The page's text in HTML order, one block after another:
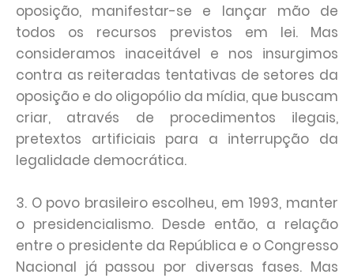
oposição, manifestar-se e lançar mão de
todos os recursos previstos em lei. Mas
consideramos inaceitável e nos insurgimos
contra as reiteradas tentativas de setores da
oposição e do oligopólio da mídia, que buscam
criar, através de procedimentos ilegais,
pretextos artificiais para a interrupção da
legalidade democrática.
3. O povo brasileiro escolheu, em 1993, manter
o presidencialismo. Desde então, a relação
entre o presidente da República e o Congresso
Nacional já passou por diversas fases. Mas